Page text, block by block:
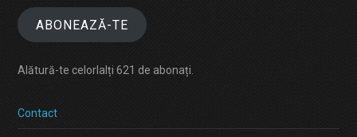
ABONEAZĂ-TE
Alătură-te celorlalți 621 de abonați.
Contact